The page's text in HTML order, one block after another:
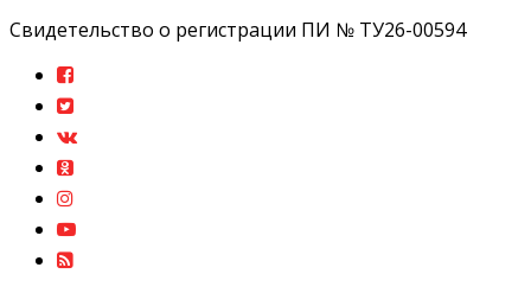
Свидетельство о регистрации ПИ № ТУ26-00594